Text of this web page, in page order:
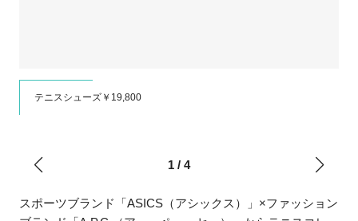
テニスシューズ￥19,800
1/ 4
スポーツブランド「ASICS（アシックス）」×ファッション